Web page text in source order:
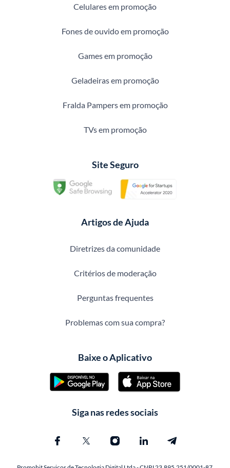
Celulares em promoção
Fones de ouvido em promoção
Games em promoção
Geladeiras em promoção
Fralda Pampers em promoção
TVs em promoção
Site Seguro
Artigos de Ajuda
Diretrizes da comunidade
Critérios de moderação
Perguntas frequentes
Problemas com sua compra?
Baixe o Aplicativo
Siga nas redes sociais